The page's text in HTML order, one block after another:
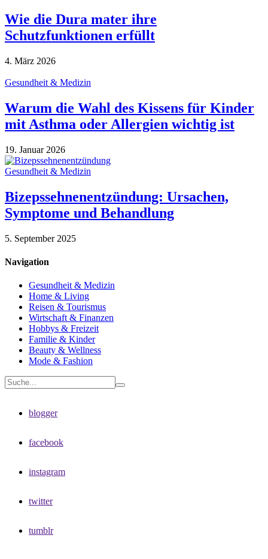
Wie die Dura mater ihre
Schutzfunktionen erfüllt
4. März 2026
Gesundheit & Medizin
Warum die Wahl des Kissens für Kinder
mit Asthma oder Allergien wichtig ist
19. Januar 2026
Gesundheit & Medizin
Bizepssehnenentzündung: Ursachen,
Symptome und Behandlung
5. September 2025
Navigation
Gesundheit & Medizin
Home & Living
Reisen & Tourismus
Wirtschaft & Finanzen
Hobbys & Freizeit
Familie & Kinder
Beauty & Wellness
Mode & Fashion
blogger
facebook
instagram
twitter
tumblr